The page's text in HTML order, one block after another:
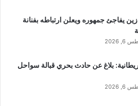
يفاجئ جمهوره ويعلن ارتباطه بفنانة
2026
بلاغ عن حادث بحري قبالة سواحل
2026